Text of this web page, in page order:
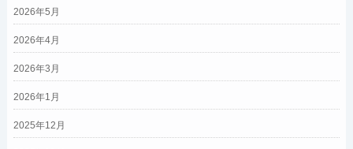
2026年5月
2026年4月
2026年3月
2026年1月
2025年12月